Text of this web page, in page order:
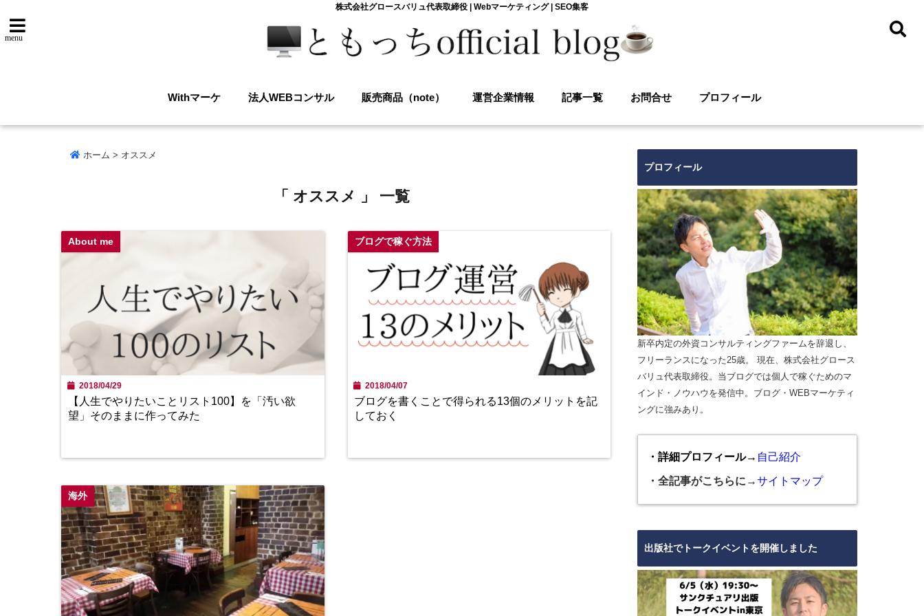
株式会社グロースバリュ代表取締役 | Webマーケティング | SEO集客
menu
Withマーケ 法人WEBコンサル 販売商品（note） 運営企業情報 記事一覧 お問合せ プロフィール
ホーム > オススメ
「 オススメ 」 一覧
About me
2018/04/29
【人生でやりたいことリスト100】を「汚い欲
望」そのままに作ってみた
ブログで稼ぐ方法
2018/04/07
ブログを書くことで得られる13個のメリットを記
しておく
海外
プロフィール
新卒内定の外資コンサルティングファームを辞退し、
フリーランスになった25歳。 現在、株式会社グロース
バリュ代表取締役。当ブログでは個人で稼ぐためのマ
インド・ノウハウを発信中。ブログ・WEBマーケティ
ングに強みあり。
・詳細プロフィール→ 自己紹介
・全記事がこちらに→サイトマップ
出版社でトークイベントを開催しました